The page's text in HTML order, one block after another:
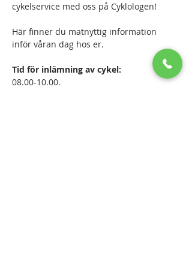
cykelservice med oss på Cyklologen!
Här finner du matnyttig information
inför våran dag hos er.
Tid för inlämning av cykel:
08.00-10.00.